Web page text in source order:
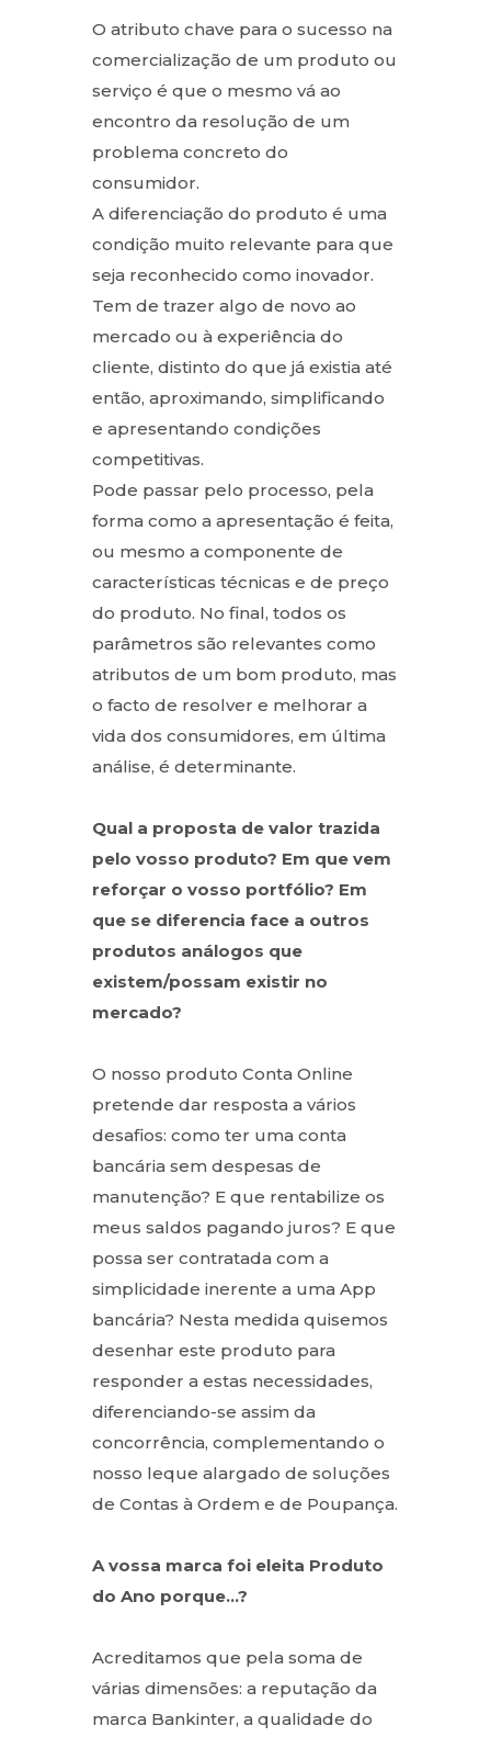
O atributo chave para o sucesso na
comercialização de um produto ou
serviço é que o mesmo vá ao
encontro da resolução de um
problema concreto do
consumidor.
A diferenciação do produto é uma
condição muito relevante para que
seja reconhecido como inovador.
Tem de trazer algo de novo ao
mercado ou à experiência do
cliente, distinto do que já existia até
então, aproximando, simplificando
e apresentando condições
competitivas.
Pode passar pelo processo, pela
forma como a apresentação é feita,
ou mesmo a componente de
características técnicas e de preço
do produto. No final, todos os
parâmetros são relevantes como
atributos de um bom produto, mas
o facto de resolver e melhorar a
vida dos consumidores, em última
análise, é determinante.
Qual a proposta de valor trazida
pelo vosso produto? Em que vem
reforçar o vosso portfólio? Em
que se diferencia face a outros
produtos análogos que
existem/possam existir no
mercado?
O nosso produto Conta Online
pretende dar resposta a vários
desafios: como ter uma conta
bancária sem despesas de
manutenção? E que rentabilize os
meus saldos pagando juros? E que
possa ser contratada com a
simplicidade inerente a uma App
bancária? Nesta medida quisemos
desenhar este produto para
responder a estas necessidades,
diferenciando-se assim da
concorrência, complementando o
nosso leque alargado de soluções
de Contas à Ordem e de Poupança.
A vossa marca foi eleita Produto
do Ano porque…?
Acreditamos que pela soma de
várias dimensões: a reputação da
marca Bankinter, a qualidade do